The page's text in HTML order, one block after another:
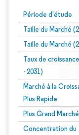
Période d'étude
Taille du Marché
Taille du Marché
Taux de
- 2031)
Marché à la
Plus Rapide
Plus Grand Marché
Concentration du